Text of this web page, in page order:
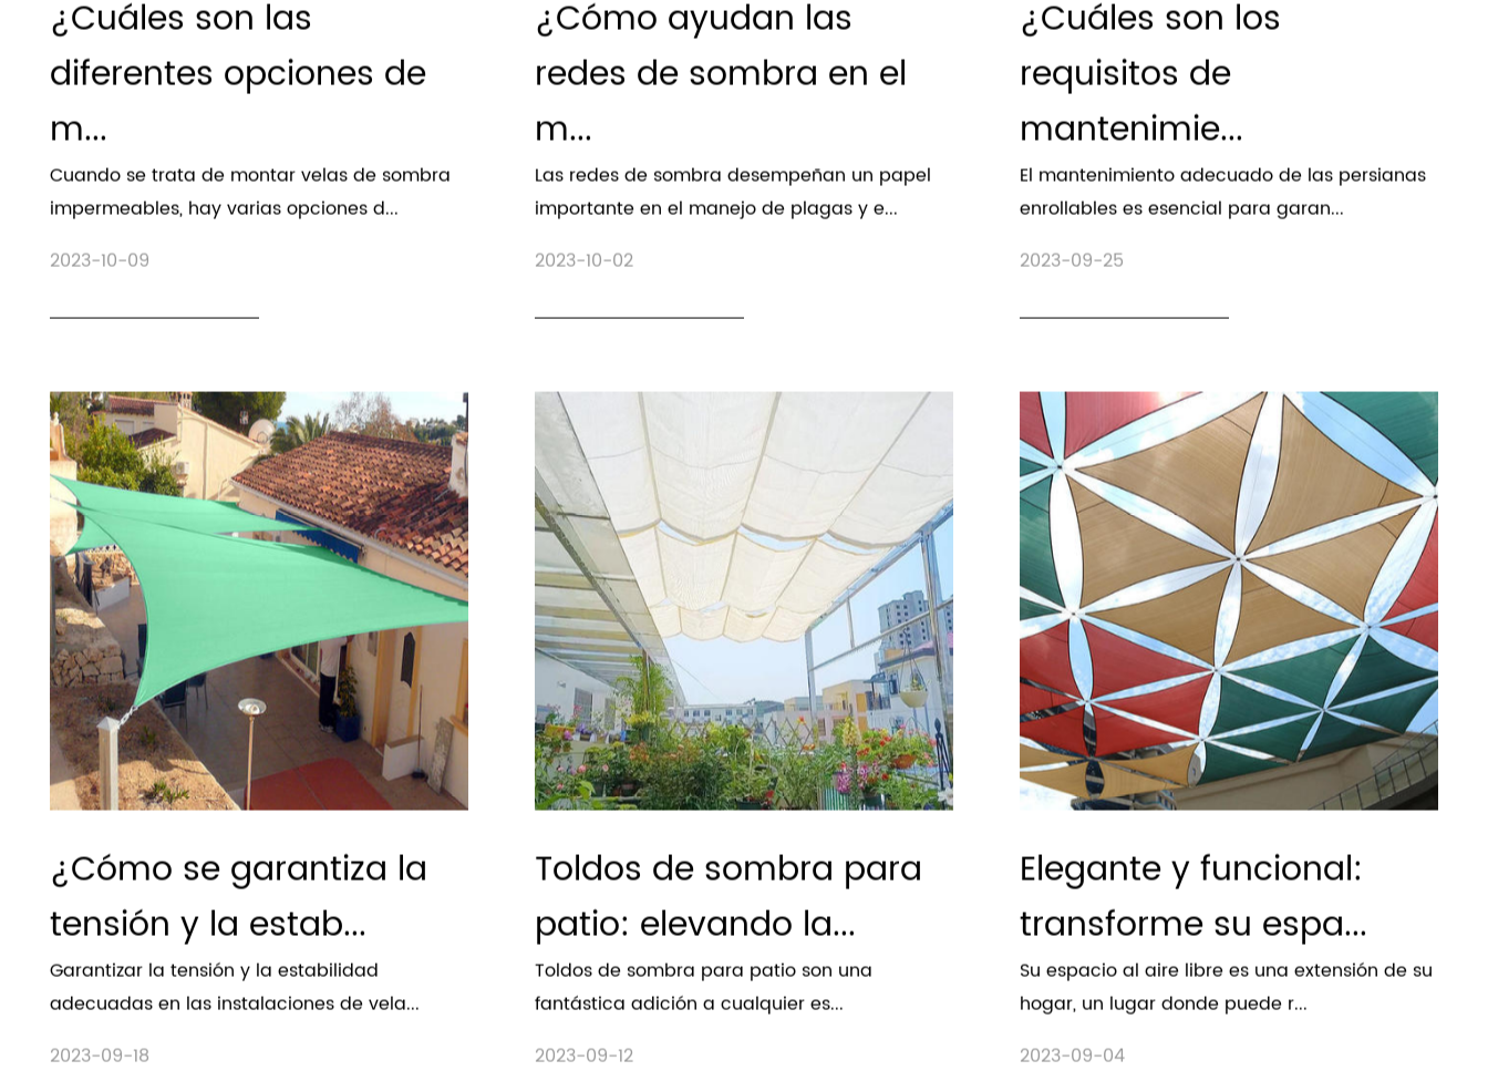
¿Cuáles son las
diferentes opciones de
m...
Cuando se trata de montar velas de sombra
impermeables, hay varias opciones d...
2023-10-09
¿Cómo ayudan las
redes de sombra en el
m...
Las redes de sombra desempeñan un papel
importante en el manejo de plagas y e...
2023-10-02
¿Cuáles son los
requisitos de
mantenimie...
El mantenimiento adecuado de las persianas
enrollables es esencial para garan...
2023-09-25
¿Cómo se garantiza la
tensión y la estab...
Garantizar la tensión y la estabilidad
adecuadas en las instalaciones de vela...
2023-09-18
Toldos de sombra para
patio: elevando la...
Toldos de sombra para patio son una
fantástica adición a cualquier es...
2023-09-12
Elegante y funcional:
transforme su espa...
Su espacio al aire libre es una extensión de su
hogar, un lugar donde puede r...
2023-09-04